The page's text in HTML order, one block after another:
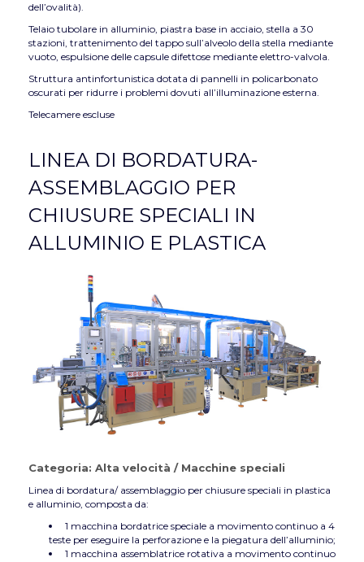
dell’ovalità).
Telaio tubolare in alluminio, piastra base in acciaio, stella a 30
stazioni, trattenimento del tappo sull’alveolo della stella mediante
vuoto, espulsione delle capsule difettose mediante elettro-valvola.
Struttura antinfortunistica dotata di pannelli in policarbonato
oscurati per ridurre i problemi dovuti all’illuminazione esterna.
Telecamere escluse
LINEA DI BORDATURA-
ASSEMBLAGGIO PER
CHIUSURE SPECIALI IN
ALLUMINIO E PLASTICA
Categoria: Alta velocità / Macchine speciali
Linea di bordatura/ assemblaggio per chiusure speciali in plastica
e alluminio, composta da:
1 macchina bordatrice speciale a movimento continuo a 4
teste per eseguire la perforazione e la piegatura dell’alluminio;
1 macchina assemblatrice rotativa a movimento continuo